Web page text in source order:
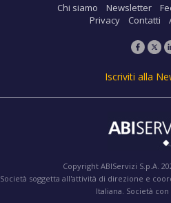
Chi siamo Newsletter
Privacy
Contatti
Iscriviti alla
Copyright ABIServizi S.p.A.
Società soggetta all'attività di direzione e
Italiana. Società